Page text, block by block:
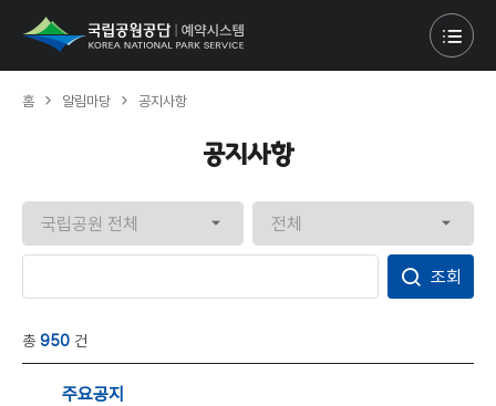
홈 알림마당 공지사항
공지사항
검
값
조회
총 950 건
공
주요공지